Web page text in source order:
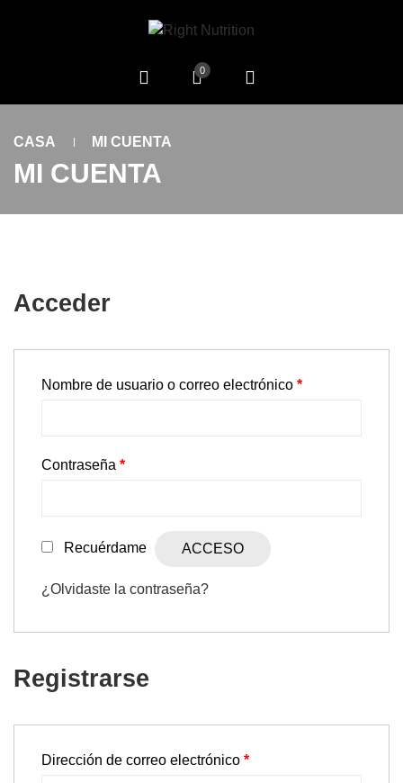
0
CASA MI CUENTA
MI CUENTA
Acceder
Nombre de usuario o correo electrónico *Obligatorio
Contraseña *Obligatorio
Recuérdame ACCESO
¿Olvidaste la contraseña?
Registrarse
Dirección de correo electrónico *Obligatorio